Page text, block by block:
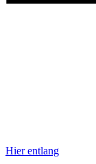
Hier entlang